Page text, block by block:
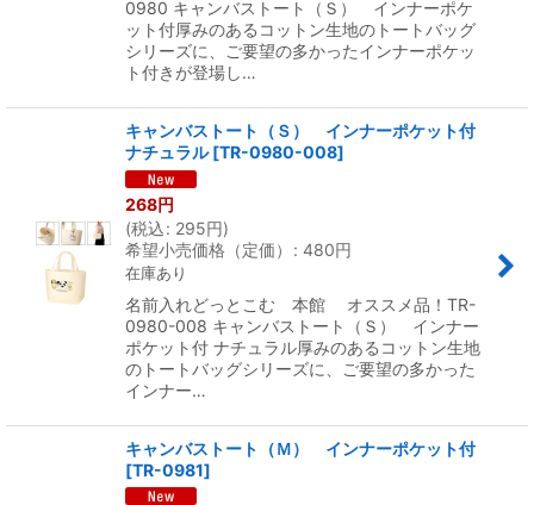
0980 キャンバストート（Ｓ） インナーポケ
ット付厚みのあるコットン生地のトートバッグ
シリーズに、ご要望の多かったインナーポケッ
ト付きが登場し…
キャンバストート（Ｓ） インナーポケット付
ナチュラル [TR-0980-008]
268円
(税込: 295円)
希望小売価格（定価）
: 480円
在庫あり
名前入れどっとこむ 本館 オススメ品！TR-
0980-008 キャンバストート（Ｓ） インナー
ポケット付 ナチュラル厚みのあるコットン生地
のトートバッグシリーズに、ご要望の多かった
インナー…
キャンバストート（Ｍ） インナーポケット付
[TR-0981]